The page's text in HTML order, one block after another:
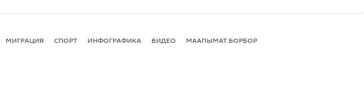
МИГРАЦИЯ СПОРТ ИНФОГРАФИКА ВИДЕО МААЛЫМАТ БОРБОР